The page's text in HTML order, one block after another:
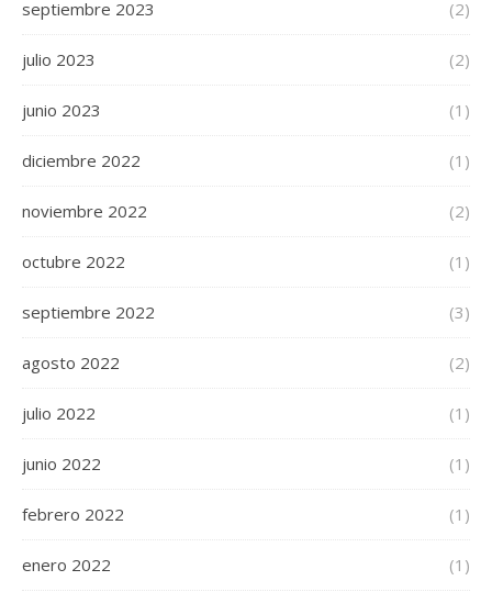
septiembre 2023 (2)
julio 2023 (2)
junio 2023 (1)
diciembre 2022 (1)
noviembre 2022 (2)
octubre 2022 (1)
septiembre 2022 (3)
agosto 2022 (2)
julio 2022 (1)
junio 2022 (1)
febrero 2022 (1)
enero 2022 (1)